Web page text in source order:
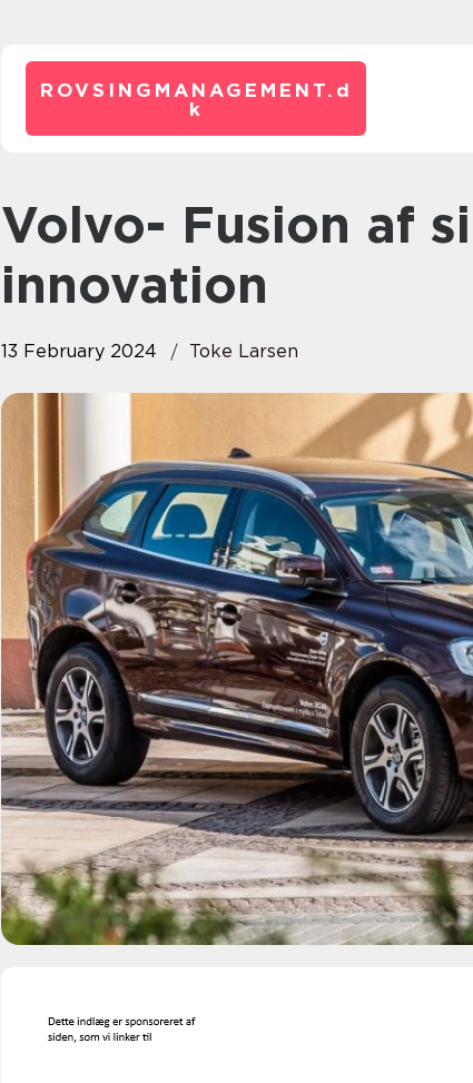
ROVSINGMANAGEMENT. d
k
Volvo- Fusion af sikkerhed og
innovation
13 February 2024 Toke Larsen